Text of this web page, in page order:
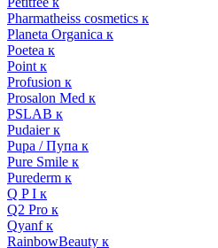
Pharmatheiss cosmetics к
Planeta Organica к
Poetea к
Point к
Profusion к
Prosalon Med к
PSLAB к
Pudaier к
Pupa / Пупа к
Pure Smile к
Purederm к
Q P I к
Q2 Pro к
Qyanf к
RainbowBeauty к